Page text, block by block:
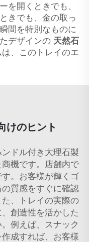
を開くときでも、
きでも、金の取っ
間を特別なものに
デザインの 天然石
、このトレイのエ
けのヒント
ドル付き大理石製
機です。店舗内で
。お客様が輝くゴ
質感をすぐに確認
、トレイの実際の
創造性を活かした
例えば、スナック
成すれば、お客様